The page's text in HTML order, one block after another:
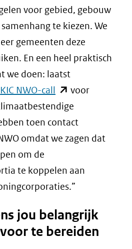
andere
website)
(verwijst
naar
een
andere
in
nieuw
venster)
(verwijst
naar
een
andere
website)
voor gebied, gebouw
te kiezen. We
gemeenten deze
En een heel praktisch
we doen: laatst
KIC NWO-call (opent
in
nieuw
venster)
naar
een
website)
voor
toen contact
omdat we zagen dat
om de
te koppelen aan
jou belangrijk
te bereiden